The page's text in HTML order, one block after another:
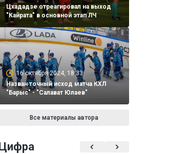
Цхададзе отреагировал на выход
"Кайрата" в основной этап ЛЧ
16 октября 2024, 18:33
Назван точный исход матча КХЛ
"Барыс" - "Салават Юлаев"
Все материалы автора
Цифра